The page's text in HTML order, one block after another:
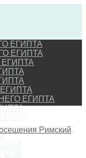
ЕГИПТА
ЕГИПТА
ЕГИПТА
Римский